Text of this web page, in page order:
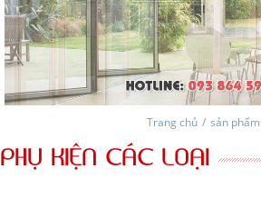
Trang chủ / sản phẩm
PHỤ KIỆN CÁC LOẠI